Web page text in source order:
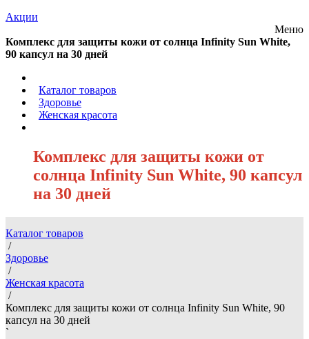
Акции
Меню
Комплекс для защиты кожи от солнца Infinity Sun White,
90 капсул на 30 дней
Каталог товаров
Здоровье
Женская красота
Комплекс для защиты кожи от
солнца Infinity Sun White, 90 капсул
на 30 дней
Каталог товаров
/
Здоровье
/
Женская красота
/
Комплекс для защиты кожи от солнца Infinity Sun White, 90
капсул на 30 дней
`